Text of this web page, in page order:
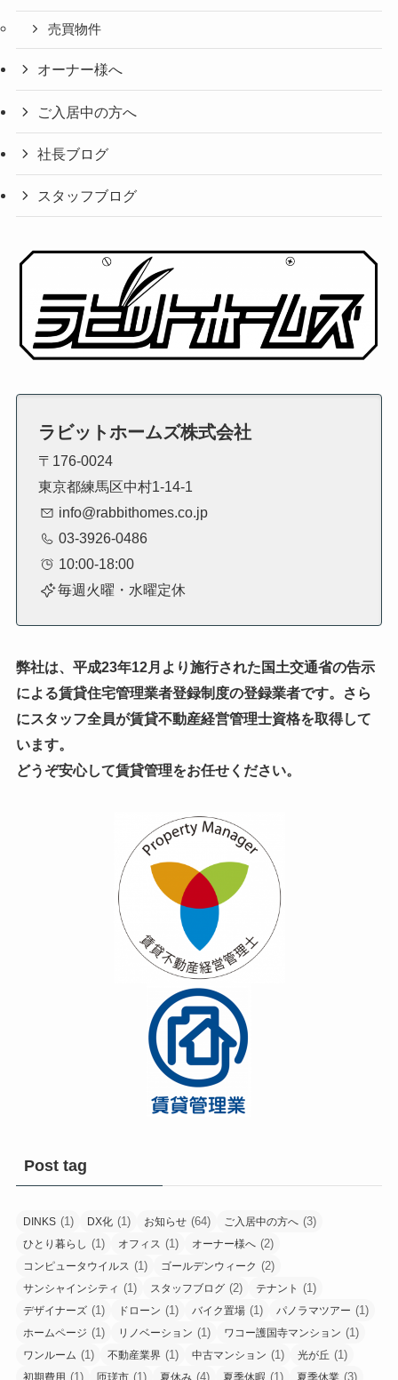
売買物件
オーナー様へ
ご入居中の方へ
社長ブログ
スタッフブログ
ラビットホームズ株式会社
〒176-0024
東京都練馬区中村1-14-1
info@rabbithomes.co.jp
03-3926-0486
10:00-18:00
毎週火曜・水曜定休
弊社は、平成23年12月より施行された国土交通省の告示
による賃貸住宅管理業者登録制度の登録業者です。
さら
にスタッフ全員が賃貸不動産経営管理士資格を取得して
います。
どうぞ安心して賃貸管理をお任せください。
Post tag
DINKS (1) DX化 (1) お知らせ (64) ご入居中の方へ (3)
ひとり暮らし (1) オフィス (1) オーナー様へ (2)
コンピュータウイルス (1) ゴールデンウィーク (2)
サンシャインシティ (1) スタッフブログ (2) テナント (1)
デザイナーズ (1) ドローン (1) バイク置場 (1) パノラマツアー (1)
ホームページ (1) リノベーション (1) ワコー護国寺マンション (1)
ワンルーム (1) 不動産業界 (1) 中古マンション (1) 光が丘 (1)
初期費用 (1) 匝瑳市 (1) 夏休み (4) 夏季休暇 (1) 夏季休業 (3)